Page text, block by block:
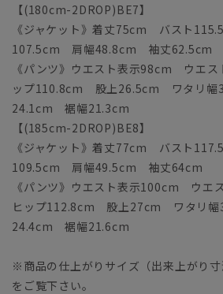
【(180cm-2DROP)BE7】
《ジャケット》着丈75cm バスト
107.5cm 肩幅48.8cm 袖丈62.5cm
《パンツ》ウエスト表示98cm ウエ
ップ110.8cm 股上26.5cm ワタリ
24.1cm 裾幅21.3cm
【(185cm-2DROP)BE8】
《ジャケット》着丈77cm バスト
109.5cm 肩幅49.5cm 袖丈64cm
《パンツ》ウエスト表示100cm ウエ
ヒップ112.8cm 股上27cm ワタリ
24.4cm 裾幅21.6cm
※商品の仕上がりサイズ（出来上がり
をご覧下さい。